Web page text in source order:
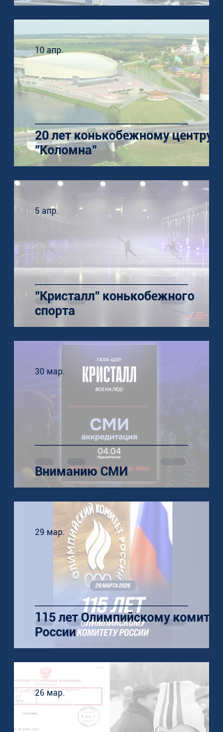
20 лет конькобежному центру
"Коломна"
10 апр.
"Кристалл" конькобежного
спорта
5 апр.
Вниманию СМИ
30 мар.
115 лет Олимпийскому комитету
России
29 мар.
26 мар.